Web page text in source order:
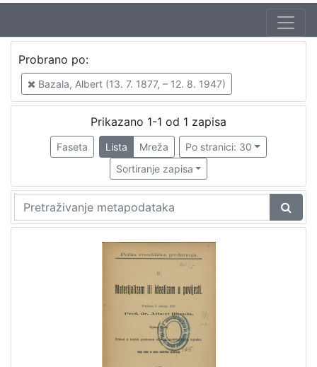
Probrano po:
Bazala, Albert (13. 7. 1877, – 12. 8. 1947)
Prikazano 1-1 od 1 zapisa
Faseta Lista Mreža
Po stranici: 30
Sortiranje zapisa